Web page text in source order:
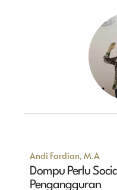
Andi Fardian, M.A
Dompu Perlu
Pengangguran